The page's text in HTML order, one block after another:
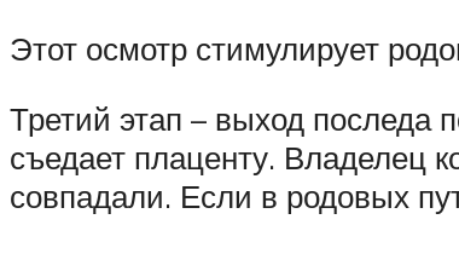
Этот осмотр стимулирует
Третий этап – выход последа
съедает плаценту. Владелец
совпадали. Если в родовых